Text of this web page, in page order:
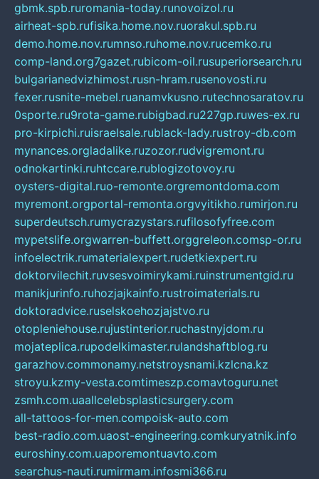
gbmk.spb.ruromania-today.runovoizol.ru
airheat-spb.rufisika.home.nov.ruorakul.spb.ru
demo.home.nov.rumnso.ruhome.nov.rucemko.ru
comp-land.org7gazet.rubicom-oil.rusuperiorsearch.ru
bulgarianedvizhimost.rusn-hram.rusenovosti.ru
fexer.rusnite-mebel.ruanamvkusno.rutechnosaratov.ru
0sporte.ru9rota-game.rubigbad.ru227gp.ruwes-ex.ru
pro-kirpichi.ruisraelsale.rublack-lady.rustroy-db.com
mynances.orgladalike.ruzozor.rudvigremont.ru
odnokartinki.ruhtccare.rublogizotovoy.ru
oysters-digital.ruo-remonte.orgremontdoma.com
myremont.orgportal-remonta.orgvyitikho.rumirjon.ru
superdeutsch.rumycrazystars.rufilosofyfree.com
mypetslife.orgwarren-buffett.orggreleon.comsp-or.ru
infoelectrik.rumaterialexpert.rudetkiexpert.ru
doktorvilechit.ruvsesvoimirykami.ruinstrumentgid.ru
manikjurinfo.ruhozjajkainfo.rustroimaterials.ru
doktoradvice.ruselskoehozjajstvo.ru
otopleniehouse.rujustinterior.ruchastnyjdom.ru
mojateplica.rupodelkimaster.rulandshaftblog.ru
garazhov.commonamy.netstroysnami.kzlcna.kz
stroyu.kzmy-vesta.comtimeszp.comavtoguru.net
zsmh.com.uaallcelebsplasticsurgery.com
all-tattoos-for-men.compoisk-auto.com
best-radio.com.uaost-engineering.comkuryatnik.info
euroshiny.com.uaporemontuavto.com
searchus-nauti.rumirmam.infosmi366.ru